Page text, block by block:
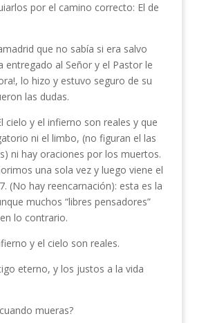
por el camino correcto: El de
que no sabía si era salvo
entregado al Señor y el Pastor le
lo hizo y estuvo seguro de su
las dudas.
cielo y el infierno son reales y que
ni el limbo, (no figuran el las
ni hay oraciones por los muertos.
una sola vez y luego viene el
(No hay reencarnación): esta es la
muchos “libres pensadores”
lo contrario.
y el cielo son reales.
eterno, y los justos a la vida
mueras?